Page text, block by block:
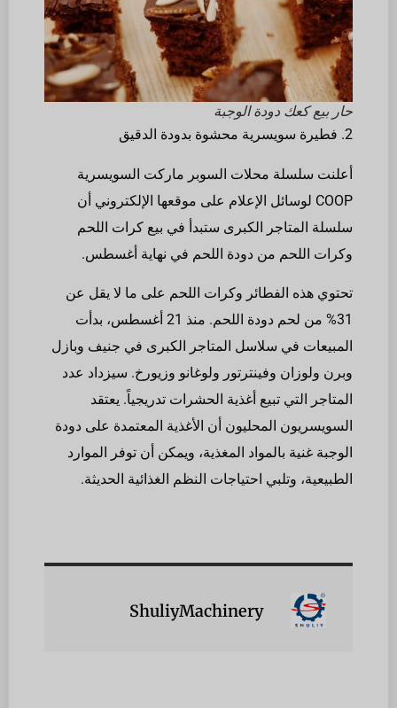
حار بيع كعك دودة الوجبة
2. فطيرة سويسرية محشوة بدودة الدقيق
أعلنت سلسلة محلات السوبر ماركت السويسرية
COOP لوسائل الإعلام على موقعها الإلكتروني أن
سلسلة المتاجر الكبرى ستبدأ في بيع كرات اللحم
وكرات اللحم من دودة اللحم في نهاية أغسطس.
تحتوي هذه الفطائر وكرات اللحم على ما لا يقل عن
31% من لحم دودة اللحم. منذ 21 أغسطس، بدأت
المبيعات في سلاسل المتاجر الكبرى في جنيف وبازل
وبرن ولوزان وفينترتور ولوغانو وزيورخ. سيزداد عدد
المتاجر التي تبيع أغذية الحشرات تدريجياً. يعتقد
السويسريون المحليون أن الأغذية المعتمدة على دودة
الوجبة غنية بالمواد المغذية، ويمكن أن توفر الموارد
الطبيعية، وتلبي احتياجات النظم الغذائية الحديثة.
ShuliyMachinery